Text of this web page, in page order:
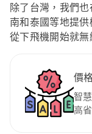
除了台灣，我們
南和泰國等地提
從下飛機開始就無
價
智
高